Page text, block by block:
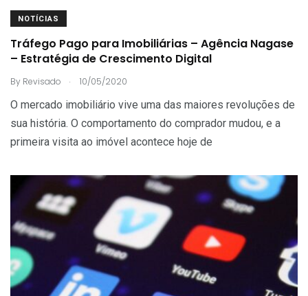
NOTÍCIAS
Tráfego Pago para Imobiliárias – Agência Nagase
– Estratégia de Crescimento Digital
By Revisado . 10/05/2020
O mercado imobiliário vive uma das maiores revoluções de
sua história. O comportamento do comprador mudou, e a
primeira visita ao imóvel acontece hoje de